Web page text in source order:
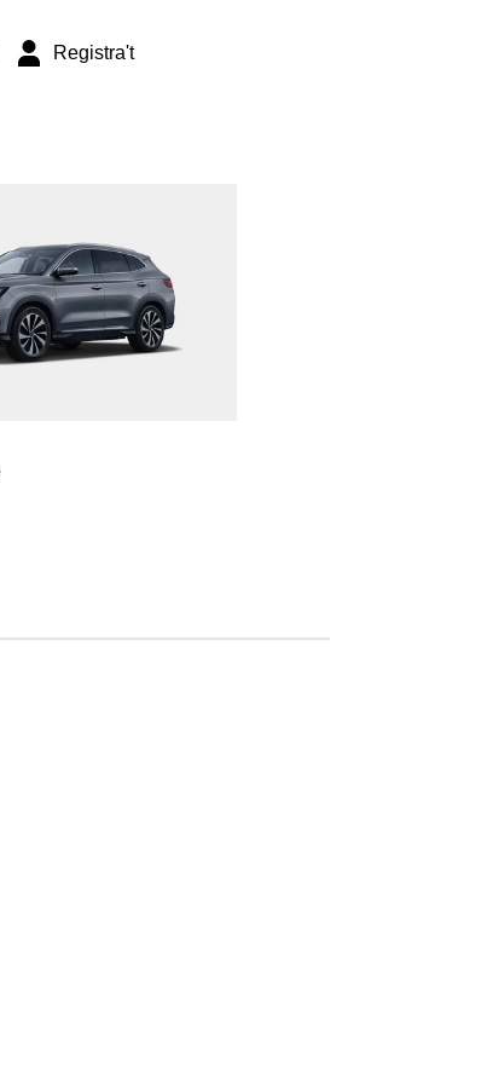
Registra't